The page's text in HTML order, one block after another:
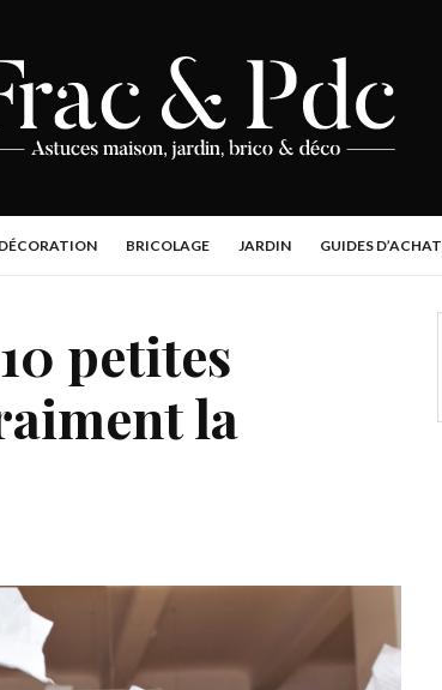
DÉCORATION BRICOLAGE JARDIN GUIDES D’ACHAT
petites
la